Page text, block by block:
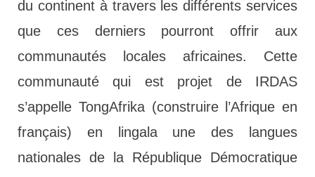
du continent à travers les différents services
que ces derniers pourront offrir aux
communautés locales africaines. Cette
communauté qui est projet de IRDAS
s’appelle TongAfrika (construire l’Afrique en
français) en lingala une des langues
nationales de la République Démocratique